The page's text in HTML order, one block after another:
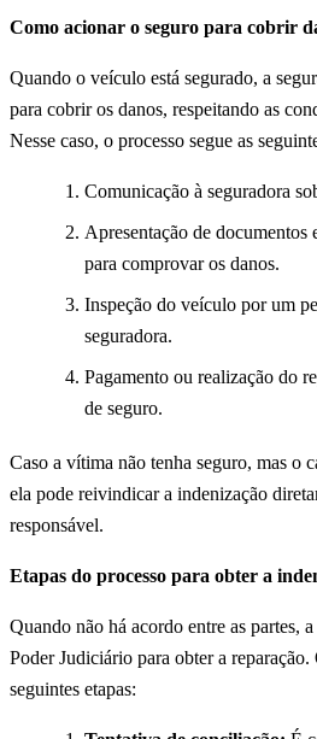
Como acionar o seguro para cobrir
Quando o veículo está segurado, a
para cobrir os danos, respeitando as
Nesse caso, o processo segue as
Comunicação à seguradora
Apresentação de documentos
para comprovar os danos.
Inspeção do veículo por um
seguradora.
Pagamento ou realização do
de seguro.
Caso a vítima não tenha seguro, mas o
ela pode reivindicar a indenização
responsável.
Etapas do processo para obter a
Quando não há acordo entre as partes,
Poder Judiciário para obter a
seguintes etapas: